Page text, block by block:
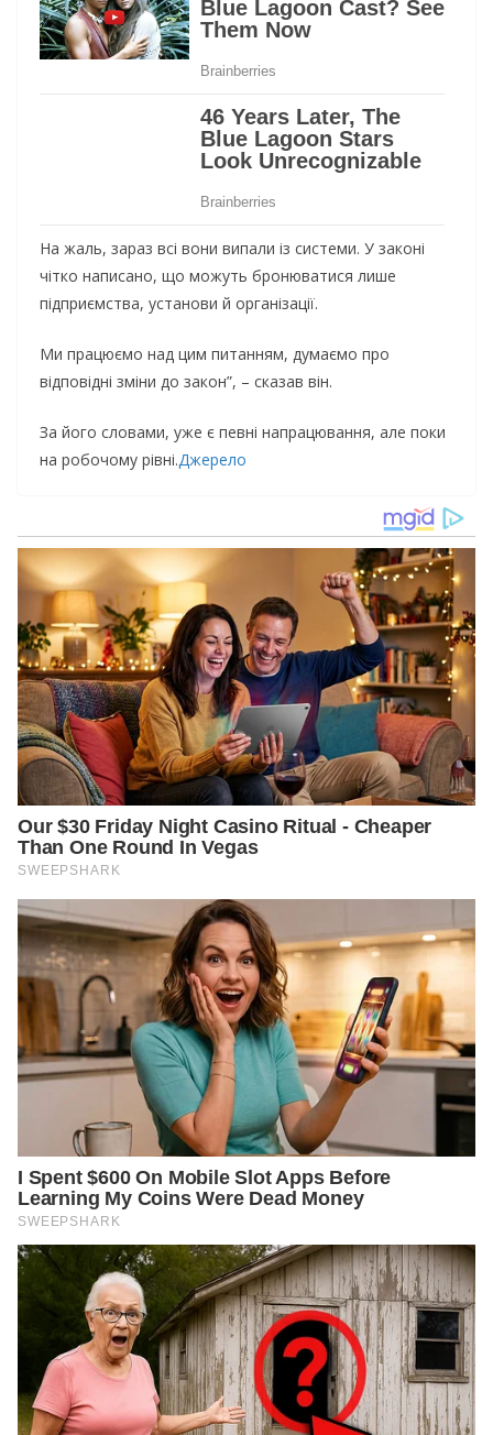
На жаль, зараз всі вони випали із системи. У законі
чітко написано, що можуть бронюватися лише
підприємства, установи й організації.
Ми працюємо над цим питанням, думаємо про
відповідні зміни до закон”, – сказав він.
За його словами, уже є певні напрацювання, але поки
на робочому рівні.Джерело